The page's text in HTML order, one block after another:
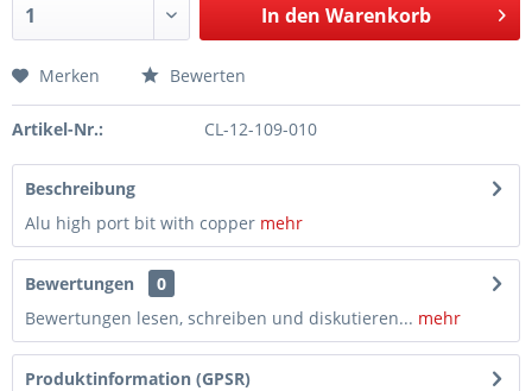
In den Warenkorb
Merken Bewerten
Artikel-Nr.: CL-12-109-010
Beschreibung
Alu high port bit with copper mehr
Bewertungen
0
Bewertungen lesen, schreiben und diskutieren... mehr
Produktinformation (GPSR)